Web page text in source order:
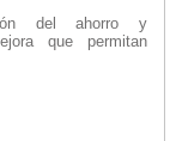
del ahorro y
que permitan